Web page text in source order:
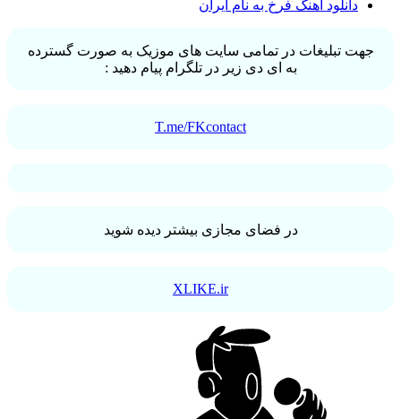
دانلود آهنگ فرخ به نام ایران
جهت تبلیغات در تمامی سایت های موزیک به صورت گسترده
به ای دی زیر در تلگرام پیام دهید :
T.me/FKcontact
در فضای مجازی بیشتر دیده شوید
XLIKE.ir